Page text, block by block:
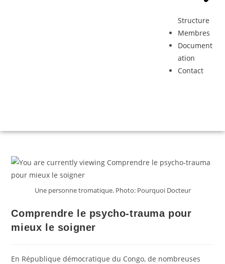
Structure
Membres
Document
ation
Contact
Une personne tromatique. Photo: Pourquoi Docteur
Comprendre le psycho-trauma pour
mieux le soigner
En République démocratique du Congo, de nombreuses